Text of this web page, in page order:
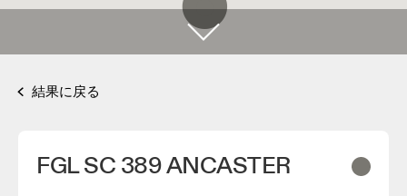
結果に戻る
FGL SC 389 ANCASTER